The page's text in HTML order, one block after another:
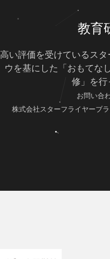
教育
高い評価を受けているス
ウを基にした「おもてな
修」を行
お問い合
株式会社スターフライヤーブ